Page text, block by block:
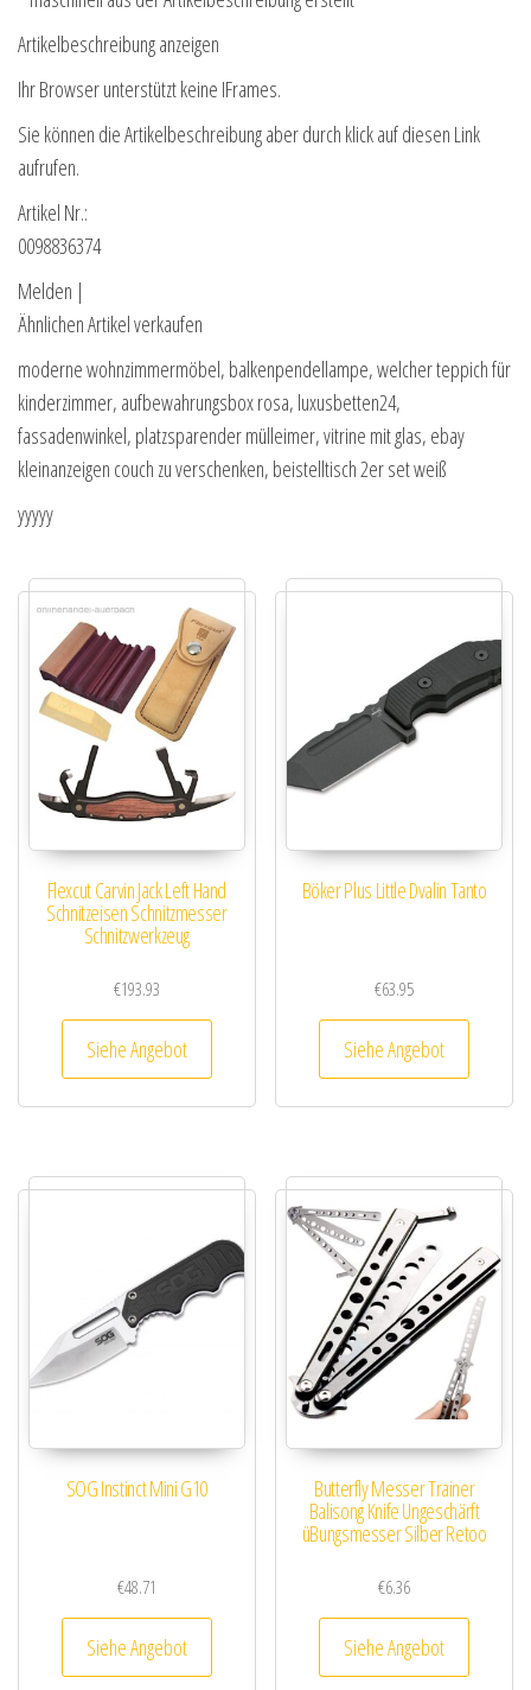
Artikelbeschreibung anzeigen
Ihr Browser unterstützt keine IFrames.
Sie können die Artikelbeschreibung aber durch klick auf diesen Link
aufrufen.
Artikel Nr.:
0098836374
Melden |
Ähnlichen Artikel verkaufen
moderne wohnzimmermöbel, balkenpendellampe, welcher teppich für
kinderzimmer, aufbewahrungsbox rosa, luxusbetten24,
fassadenwinkel, platzsparender mülleimer, vitrine mit glas, ebay
kleinanzeigen couch zu verschenken, beistelltisch 2er set weiß
yyyyy
Flexcut Carvin Jack Left Hand
Schnitzeisen Schnitzmesser
Schnitzwerkzeug
€193.93
Siehe Angebot
Böker Plus Little Dvalin Tanto
€63.95
Siehe Angebot
SOG Instinct Mini G10
€48.71
Siehe Angebot
Butterfly Messer Trainer
Balisong Knife Ungeschärft
üBungsmesser Silber Retoo
€6.36
Siehe Angebot